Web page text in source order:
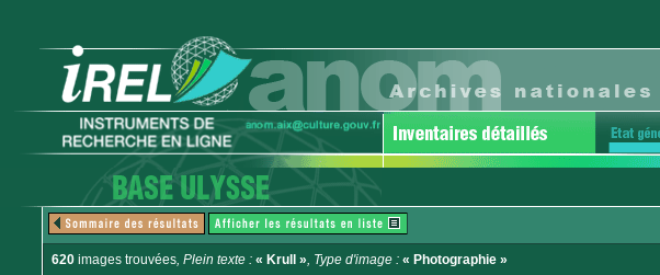
620 images trouvées, Plein texte : « Krull », Type d'image : « Photographie »